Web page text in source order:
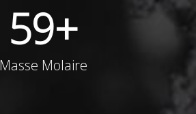
59+
Masse Molaire